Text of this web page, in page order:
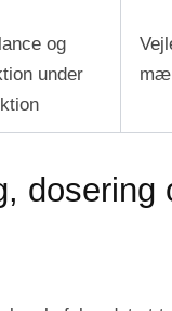
og
under
dosering